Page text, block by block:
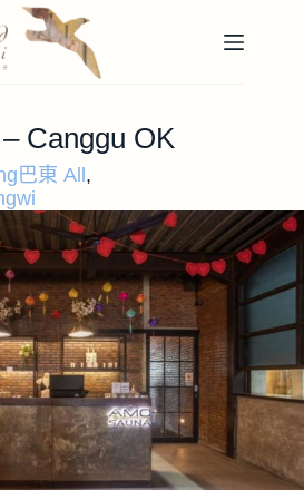
Canggu OK
巴東 All ,